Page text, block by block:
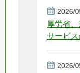
2026/
厚労省
サービ
2026/